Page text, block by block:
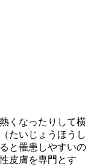
くなったりして横
たいじょうほうし
と罹患しやすいの
皮膚を専門とす